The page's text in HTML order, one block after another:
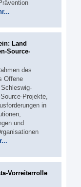
Land
Source-
des
Offene
Schleswig-
Projekte,
in
und
Vorreiterrolle